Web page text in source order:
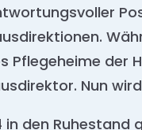
der
Nun
den Ruhestand